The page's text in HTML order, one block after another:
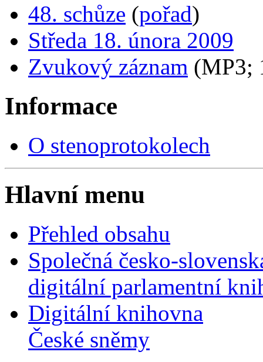
48. schůze (pořad)
Středa 18. února 2009
Zvukový záznam (MP3;
Informace
O stenoprotokolech
Hlavní menu
Přehled obsahu
Společná česko-
digitální parlamentní
Digitální knihovna
České sněmy